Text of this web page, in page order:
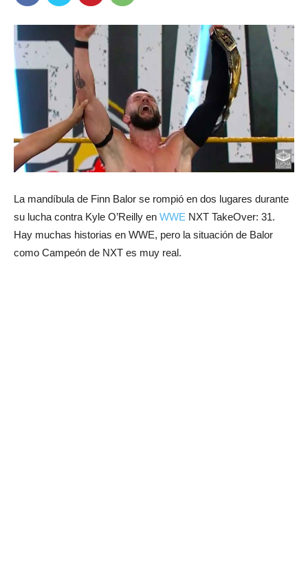
La mandíbula de Finn Balor se rompió en dos lugares durante
su lucha contra Kyle O’Reilly en WWE NXT TakeOver: 31.
Hay muchas historias en WWE, pero la situación de Balor
como Campeón de NXT es muy real.